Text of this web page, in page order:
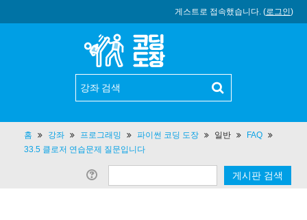
게스트로 접속했습니다. (로그인)
홈 강좌 프로그래밍 파이썬 코딩 도장 일반
FAQ
33.5 클로저 연습문제 질문입니다